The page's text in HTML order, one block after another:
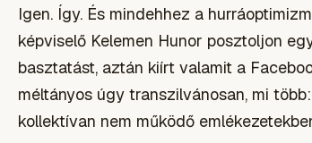
Igen. Így. És mindehhez a
képviselő Kelemen Hunor posztoljon
basztatást, aztán kiírt valamit a
méltányos úgy transzilvánosan, mi
kollektívan nem működő